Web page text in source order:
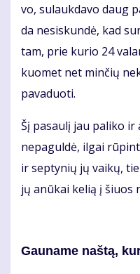
vo, su­lauk­da­vo daug
da ne­si­skun­dė, kad
tam, prie ku­rio 24
kuo­met net min­čių
pa­va­duo­ti.
Šį pa­sau­lį jau pa­li­ko ir
ne­pa­gul­dė, il­gai
ir sep­ty­nių jų vai­kų,
jų anū­kai ke­lią į šiuos
Gau­na­me naš­tą,